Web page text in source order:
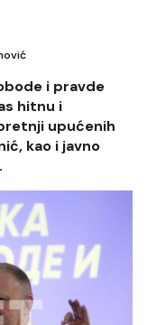
i pravde
hitnu i
upućenih
kao i javno